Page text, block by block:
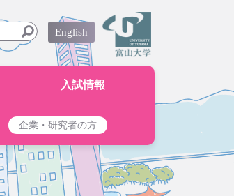
English
入試情報
企業・研究者の方